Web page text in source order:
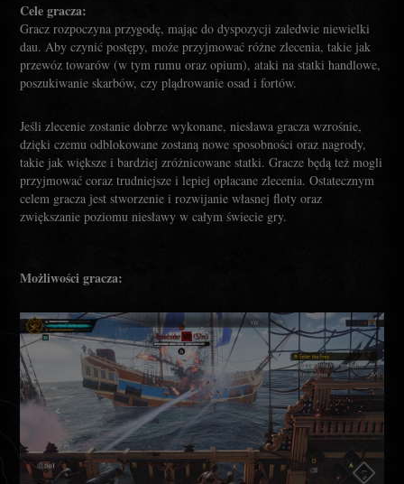
Cele gracza:
Gracz rozpoczyna przygodę, mając do dyspozycji zaledwie niewielki
dau. Aby czynić postępy, może przyjmować różne zlecenia, takie jak
przewóz towarów (w tym rumu oraz opium), ataki na statki handlowe,
poszukiwanie skarbów, czy plądrowanie osad i fortów.
Jeśli zlecenie zostanie dobrze wykonane, niesława gracza wzrośnie,
dzięki czemu odblokowane zostaną nowe sposobności oraz nagrody,
takie jak większe i bardziej zróżnicowane statki. Gracze będą też mogli
przyjmować coraz trudniejsze i lepiej opłacane zlecenia. Ostatecznym
celem gracza jest stworzenie i rozwijanie własnej floty oraz
zwiększanie poziomu niesławy w całym świecie gry.
Możliwości gracza: